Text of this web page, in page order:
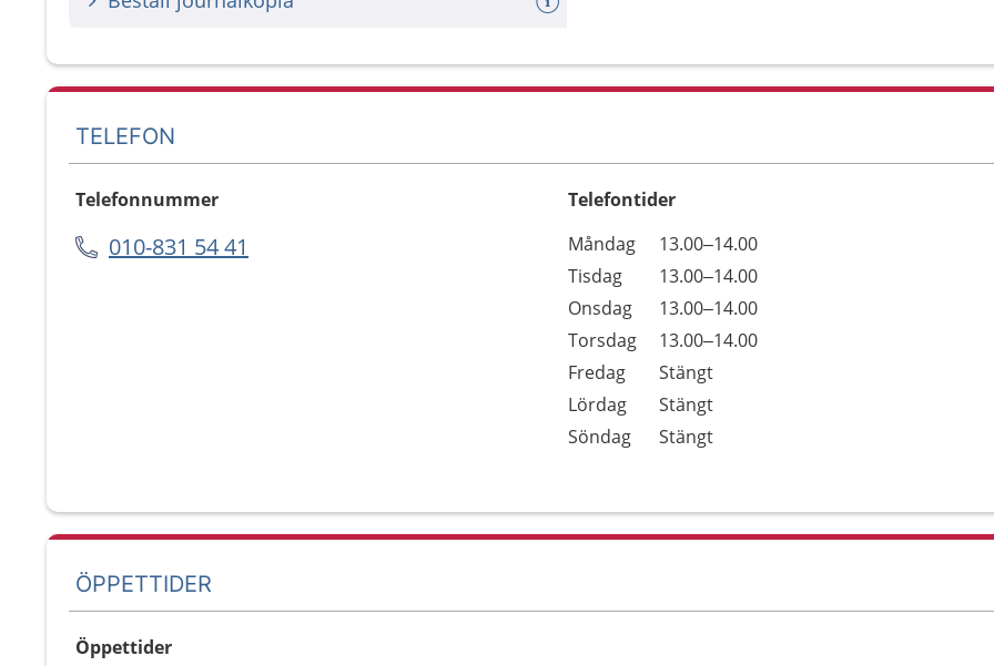
TELEFON
Telefonnummer
010-831 54 41
Telefontider
Dag
Öppettider
Kommentarer
Måndag
13.00–14.00
Tisdag
13.00–14.00
Onsdag
13.00–14.00
Torsdag
13.00–14.00
Fredag
Stängt
Lördag
Stängt
Söndag
Stängt
ÖPPETTIDER
Öppettider